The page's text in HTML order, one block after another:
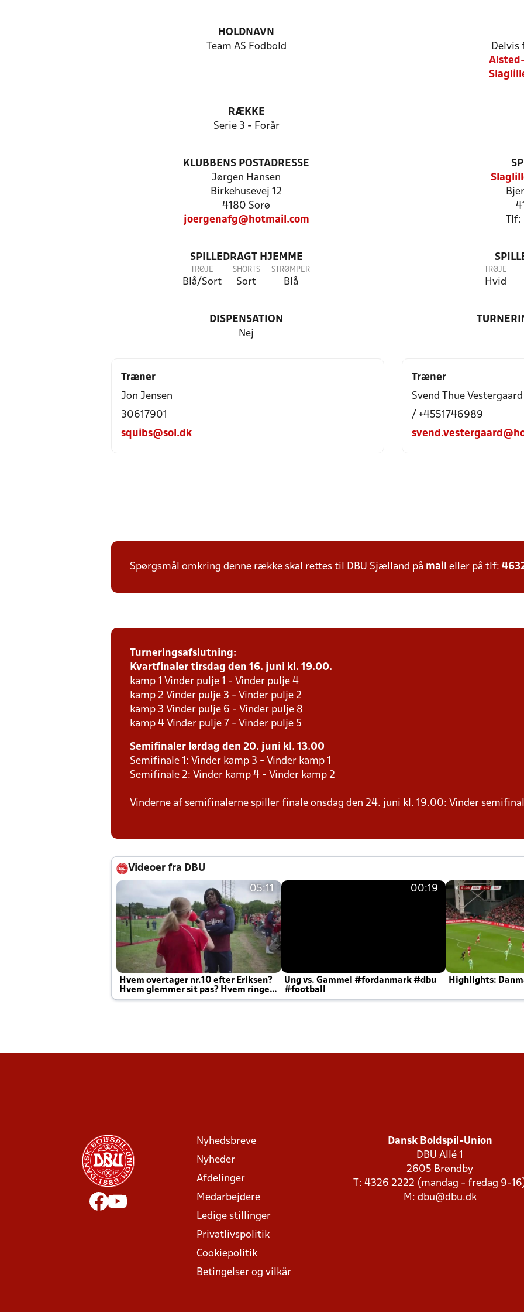
HOLDNAVN
Team AS Fodbold
Delvis
RÆKKE
Serie 3 - Forår
KLUBBENS POSTADRESSE
Jørgen Hansen
Birkehusevej 12
4180 Sorø
joergenafg@hotmail.com
SPILLEDRAGT HJEMME
TRØJE
Blå/Sort
SHORTS
Sort
STRØMPER
Blå
TRØJE
Hvid
DISPENSATION
Nej
Træner
Jon Jensen
30617901
squibs@sol.dk
Træner
Svend Thue Vestergaard
/ +4551746989
Spørgsmål omkring denne række skal rettes til DBU Sjælland på mail eller på tlf:
Turneringsafslutning:
Kvartfinaler tirsdag den 16. juni kl. 19.00.
kamp 1 Vinder pulje 1 - Vinder pulje 4
kamp 2 Vinder pulje 3 - Vinder pulje 2
kamp 3 Vinder pulje 6 - Vinder pulje 8
kamp 4 Vinder pulje 7 - Vinder pulje 5
Semifinaler lørdag den 20. juni kl. 13.00
Semifinale 1: Vinder kamp 3 - Vinder kamp 1
Semifinale 2: Vinder kamp 4 - Vinder kamp 2
Vinderne af semifinalerne spiller finale onsdag den 24. juni kl. 19.00: Vinder
Videoer fra DBU
05:11
Hvem overtager nr.10 efter Eriksen?
Hvem glemmer sit pas? Hvem ringer
Joachim altid til efter kampe?
00:19
Ung vs. Gammel #fordanmark #dbu
#football
Highlights:
Nyhedsbreve
Nyheder
Afdelinger
Medarbejdere
Ledige stillinger
Privatlivspolitik
Cookiepolitik
Betingelser og vilkår
Dansk Boldspil-Union
DBU Allé 1
2605 Brøndby
T: 4326 2222 (mandag - fredag 9-
M: dbu@dbu.dk